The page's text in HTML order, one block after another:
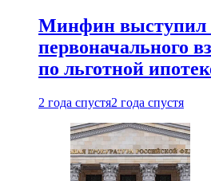
Минфин выступил
первоначального
по льготной
2 года спустя2 года спустя